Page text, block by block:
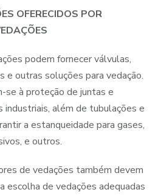
OFERECIDOS POR
podem fornecer válvulas,
e outras soluções para vedação.
à proteção de juntas e
industriais, além de tubulações e
a estanqueidade para gases,
e outros.
de vedações também devem
escolha de vedações adequadas